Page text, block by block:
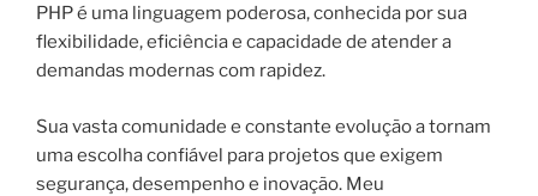
PHP é uma linguagem poderosa, conhecida por sua
flexibilidade, eficiência e capacidade de atender a
demandas modernas com rapidez.
Sua vasta comunidade e constante evolução a tornam
uma escolha confiável para projetos que exigem
segurança, desempenho e inovação. Meu